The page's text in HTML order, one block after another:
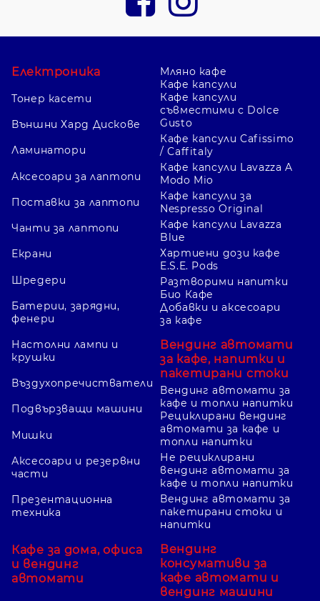
Електроника
Тонер касети
Външни Хард Дискове
Ламинатори
Аксесоари за лаптопи
Поставки за лаптопи
Чанти за лаптопи
Екрани
Шредери
Батерии, зарядни,
фенери
Настолни лампи и
крушки
Въздухопречистватели
Подвързващи машини
Мишки
Аксесоари и резервни
части
Презентационна
техника
Кафе за дома, офиса
и вендинг
автомати
Мляно кафе
Кафе капсули
Кафе капсули
съвместими с Dolce
Gusto
Кафе капсули Cafissimo
/ Caffitaly
Кафе капсули Lavazza A
Modo Mio
Кафе капсули за
Nespresso Original
Кафе капсули Lavazza
Blue
Хартиени дози кафе
E.S.E. Pods
Разтворими напитки
Био Кафе
Добавки и аксесоари
за кафе
Вендинг автомати
за кафе, напитки и
пакетирани стоки
Вендинг автомати за
кафе и топли напитки
Рециклирани вендинг
автомати за кафе и
топли напитки
Не рециклирани
вендинг автомати за
кафе и топли напитки
Вендинг автомати за
пакетирани стоки и
напитки
Вендинг
консумативи за
кафе автомати и
вендинг машини